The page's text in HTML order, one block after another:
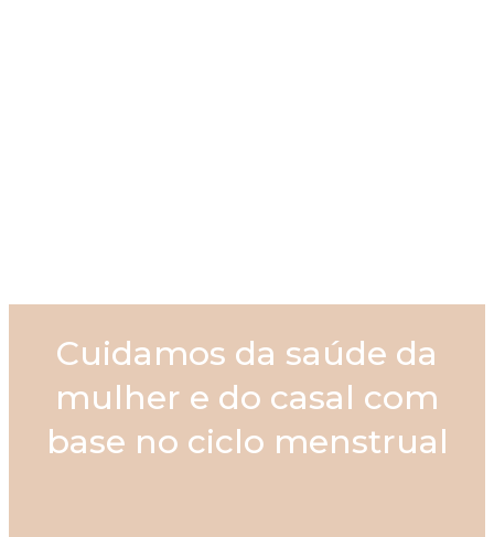
Cuidamos da saúde da
mulher e do casal com
base no ciclo menstrual